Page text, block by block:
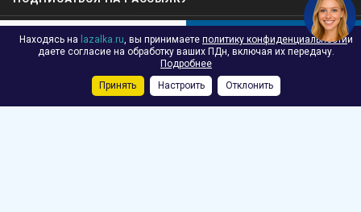
В КОРЗИНУ
2026 © Лазалка - интернет-магазин детских спортивных товаров в
Находясь на lazalka.ru, вы принимаете политику конфиденциальностии
даете согласие на обработку ваших ПДн, включая их передачу.
Подробнее
Принять
Настроить Отклонить
Акции Корзина Контакты Сравнение